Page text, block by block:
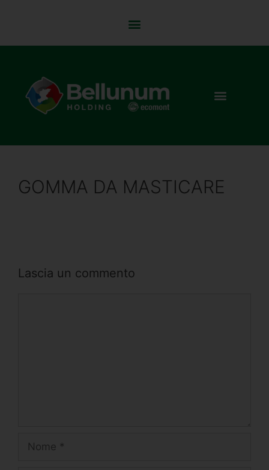
GOMMA DA MASTICARE
Lascia un commento